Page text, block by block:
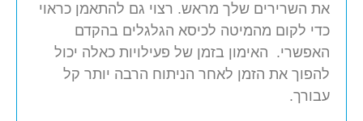
את השרירים שלך מראש. רצוי גם להתאמן כראוי
כדי לקום מהמיטה לכיסא הגלגלים בהקדם
האפשרי. האימון בזמן של פעילויות כאלה יכול
להפוך את הזמן לאחר הניתוח הרבה יותר קל
עבורך.